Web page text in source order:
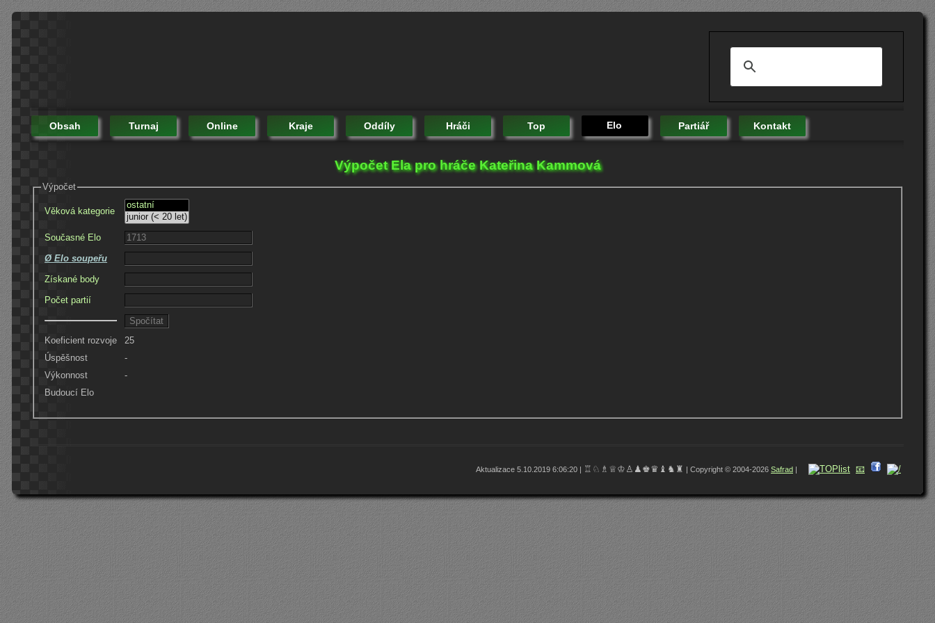
Obsah Turnaj Online Kraje Oddíly Hráči Top Elo Partiář Kontakt
Výpočet Ela pro hráče Kateřina Kammová
Výpočet
Věková kategorie
Současné Elo
Ø Elo soupeřu
Získané body
Počet partií
Koeficient rozvoje
25
Úspěšnost
-
Výkonnost
-
Budoucí Elo
Aktualizace 5.10.2019 6:06:20 | ♖♘♗♕♔♙♟♚♛♝♞♜ | Copyright © 2004-2026 Safrad | 📧